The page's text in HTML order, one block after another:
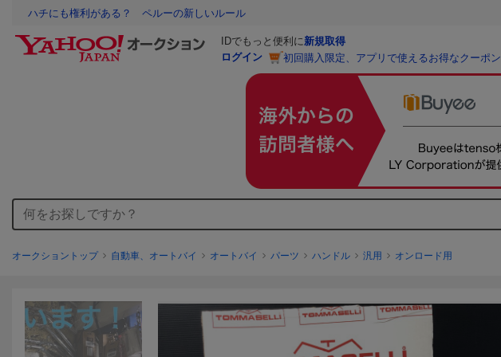
ハチにも権利がある？ ペルーの新しいルール
IDでもっと便利に新規取得
ログイン
初回購入限定、アプリで使えるお得なクーポン
オークショントップ 自動車、オートバイ オートバイ パーツ ハンドル 汎用 オンロード用